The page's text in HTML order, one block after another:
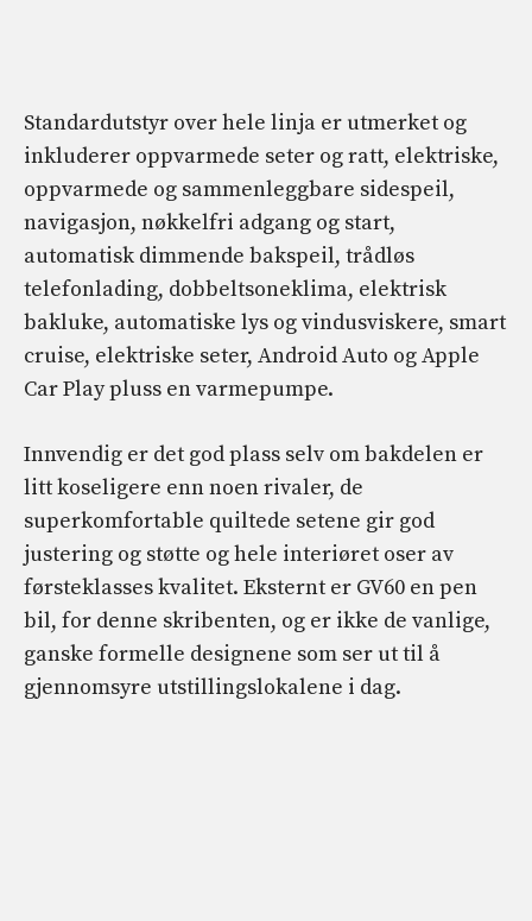
Standardutstyr over hele linja er utmerket og
inkluderer oppvarmede seter og ratt, elektriske,
oppvarmede og sammenleggbare sidespeil,
navigasjon, nøkkelfri adgang og start,
automatisk dimmende bakspeil, trådløs
telefonlading, dobbeltsoneklima, elektrisk
bakluke, automatiske lys og vindusviskere, smart
cruise, elektriske seter, Android Auto og Apple
Car Play pluss en varmepumpe.
Innvendig er det god plass selv om bakdelen er
litt koseligere enn noen rivaler, de
superkomfortable quiltede setene gir god
justering og støtte og hele interiøret oser av
førsteklasses kvalitet. Eksternt er GV60 en pen
bil, for denne skribenten, og er ikke de vanlige,
ganske formelle designene som ser ut til å
gjennomsyre utstillingslokalene i dag.